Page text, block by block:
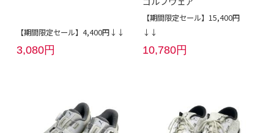
【期間限定セール】4,400円↓↓
3,080円
【期間限定セール】15,400円
↓↓
10,780円